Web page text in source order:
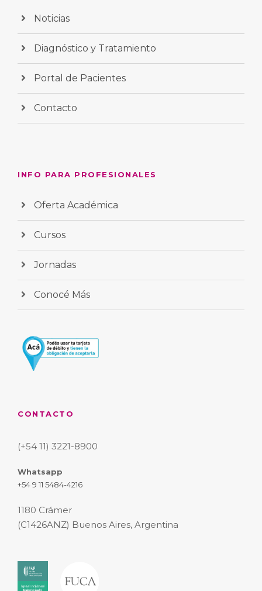
Noticias
Diagnóstico y Tratamiento
Portal de Pacientes
Contacto
INFO PARA PROFESIONALES
Oferta Académica
Cursos
Jornadas
Conocé Más
CONTACTO
(+54 11) 3221-8900
Whatsapp
+54 9 11 5484-4216
1180 Crámer
(C1426ANZ) Buenos Aires, Argentina